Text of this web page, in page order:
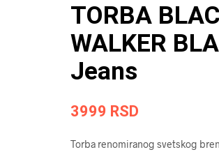
TORBA
WALKER
Jeans
3999 RSD
Torba renomiranog svetskog